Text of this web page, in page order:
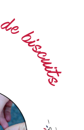
deb
i
s
c
u
i
t
s